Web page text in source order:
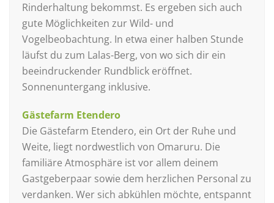
Rinderhaltung bekommst. Es ergeben sich auch
gute Möglichkeiten zur Wild- und
Vogelbeobachtung. In etwa einer halben Stunde
läufst du zum Lalas-Berg, von wo sich dir ein
beeindruckender Rundblick eröffnet.
Sonnenuntergang inklusive.
Gästefarm Etendero
Die Gästefarm Etendero, ein Ort der Ruhe und
Weite, liegt nordwestlich von Omaruru. Die
familiäre Atmosphäre ist vor allem deinem
Gastgeberpaar sowie dem herzlichen Personal zu
verdanken. Wer sich abkühlen möchte, entspannt